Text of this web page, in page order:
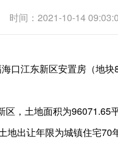
间：2021-10-14
口江东新区安置房（地
，土地面积为96071.65
出让年限为城镇住宅